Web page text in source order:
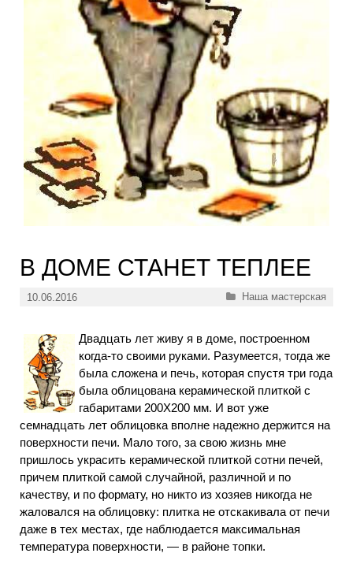
В ДОМЕ СТАНЕТ ТЕПЛЕЕ
10.06.2016 Рубрики
Наша мастерская
Двадцать лет живу я в доме, построенном
когда-то своими руками. Разумеется, тогда же
была сложена и печь, которая спустя три года
была облицована керамической плиткой с
габаритами 200X200 мм. И вот уже
семнадцать лет облицовка вполне надежно держится на
поверхности печи. Мало того, за свою жизнь мне
пришлось украсить керамической плиткой сотни печей,
причем плиткой самой случайной, различной и по
качеству, и по формату, но никто из хозяев никогда не
жаловался на облицовку: плитка не отскакивала от печи
даже в тех местах, где наблюдается максимальная
температура поверхности, — в районе топки.